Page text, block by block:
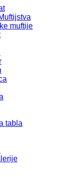
muftije
tabla